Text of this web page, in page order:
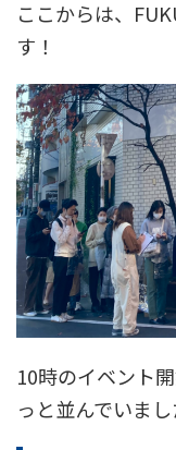
ここからは、
す！
10時のイベント
っと並んでいまし